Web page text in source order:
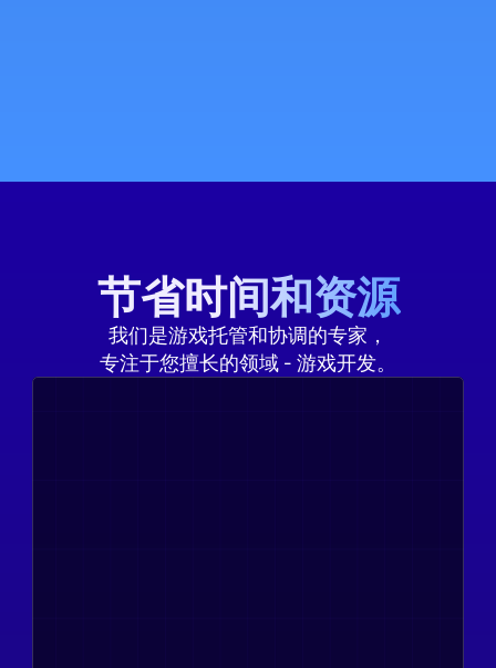
节省时间和资源
我们是游戏托管和协调的专家，
专注于您擅长的领域 - 游戏开发。